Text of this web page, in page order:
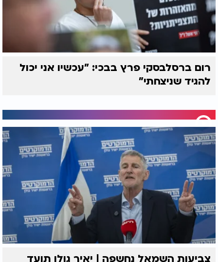
רום ברסלבסקי פרץ בבכי: "עכשיו אני יכול
להגיד שניצחתי"
צביעות השמאל נחשפה | יאיר גולן תועד